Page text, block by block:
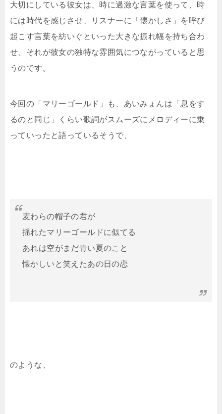
大切にしている彼女は、時に過激な言葉を使って、時
には時代を感じさせ、リスナーに「懐かしさ」を呼び
起こす言葉を紡いぐといった大きな振れ幅を持ち合わ
せ、それが彼女の独特な雰囲気につながっていると思
うのです。
今回の「マリーゴールド」も、あいみょんは「息をす
るのと同じ」くらい歌詞がスムーズにメロディーに乗
っていったと語っているそうで、
麦わらの帽子の君が
揺れたマリーゴールドに似てる
あれは空がまだ青い夏のこと
懐かしいと笑えたあの日の恋
のような、